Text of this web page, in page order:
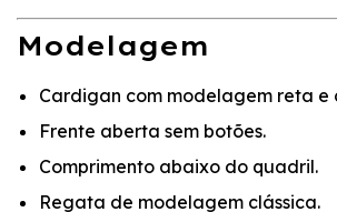
Modelagem
Cardigan com modelagem reta e
Frente aberta sem botões.
Comprimento abaixo do quadril.
Regata de modelagem clássica.